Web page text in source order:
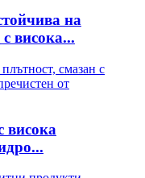
на
висока...
висока